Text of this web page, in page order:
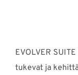
EVOLVER
tukevat ja